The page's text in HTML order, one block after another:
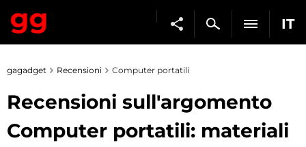
IT
gagadget Recensioni Computer portatili
Recensioni sull'argomento
Computer portatili: materiali